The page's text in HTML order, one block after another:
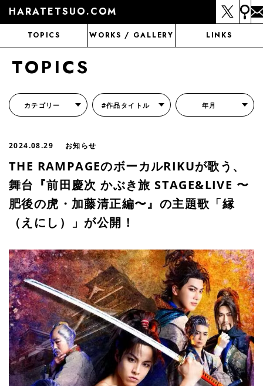
HARATETSUO.COM
TOPICS WORKS / GALLERY LINKS
TOPICS
カテゴリー #作品タイトル 年月
2024.08.29 お知らせ
THE RAMPAGEのボーカルRIKUが歌う、
舞台『前⽥慶次 かぶき旅 STAGE&LIVE 〜
肥後の⻁・加藤清正編〜』の主題歌「縁
（えにし）」が公開！